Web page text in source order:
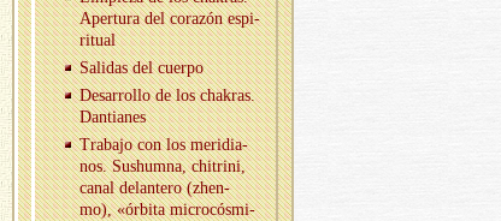
Aper­tu­ra del co­ra­zón es­pi­
ri­tual
Sa­li­das del cuer­po
Desa­rro­llo de los cha­kras.
Dan­tia­nes
Tra­ba­jo con los me­ri­dia­
nos. Sus­hum­na, chi­tri­ni,
canal de­lan­te­ro (zhen-
mo), «ór­bi­ta mi­cro­cós­mi­